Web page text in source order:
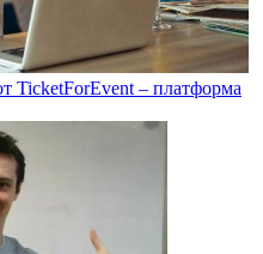
TicketForEvent – платформа